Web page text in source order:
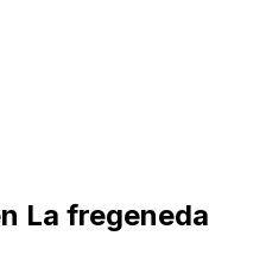
La fregeneda